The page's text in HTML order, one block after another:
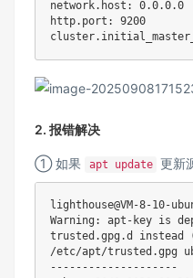
network.host: 0.0.0.0
http.port: 9200
2. 报错解决
① 如果 apt update 更新
lighthouse@VM-8-10-
Warning: apt-key is
trusted.gpg.d instead
/etc/apt/trusted.gpg
--------------------